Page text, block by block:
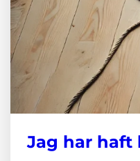
Jag har haft